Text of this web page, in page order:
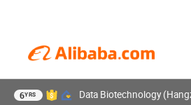
6YRS Data Biotechnology